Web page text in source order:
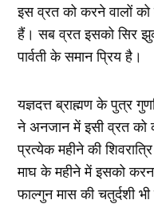
इस व्रत को करने वालों
हैं। सब व्रत इसको सिर
पार्वती के समान प्रिय है।
यज्ञदत्त ब्राह्मण के पुत्र
ने अनजान में इसी व्रत को
प्रत्येक महीने की
माघ के महीने में इसको
फाल्गुन मास की चतुर्दशी भी